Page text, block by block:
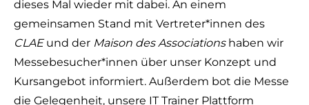
dieses Mal wieder mit dabei. An einem
gemeinsamen Stand mit Vertreter*innen des
CLAEund der Maison des Associationshaben wir
Messebesucher*innen über unser Konzept und
Kursangebot informiert. Außerdem bot die Messe
die Gelegenheit, unsere IT Trainer Plattform